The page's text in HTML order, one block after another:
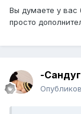
Вы думаете у вас
просто
-